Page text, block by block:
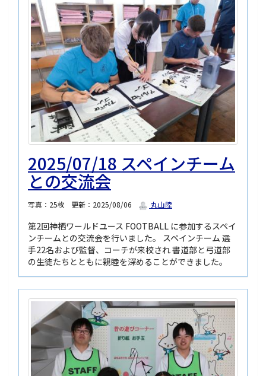
2025/07/18 スペインチーム
との交流会
写真：25枚 更新：2025/08/06 丸山陸
第2回神栖ワールドユース FOOTBALL に参加するスペイ
ンチームとの交流会を行いました。 スペインチーム 選
手22名および監督、コーチが来校され 書道部と弓道部
の生徒たちとともに親睦を深めることができました。